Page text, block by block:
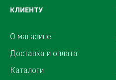
КЛИЕНТУ
О магазине
Доставка и оплата
Каталоги